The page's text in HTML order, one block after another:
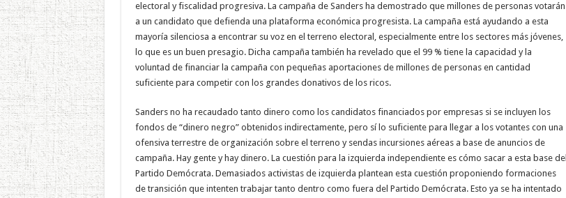
electoral y fiscalidad progresiva. La campaña de Sanders ha demostrado que millones de personas votarán
a un candidato que defienda una plataforma económica progresista. La campaña está ayudando a esta
mayoría silenciosa a encontrar su voz en el terreno electoral, especialmente entre los sectores más jóvenes,
lo que es un buen presagio. Dicha campaña también ha revelado que el 99 % tiene la capacidad y la
voluntad de financiar la campaña con pequeñas aportaciones de millones de personas en cantidad
suficiente para competir con los grandes donativos de los ricos.
Sanders no ha recaudado tanto dinero como los candidatos financiados por empresas si se incluyen los
fondos de “dinero negro” obtenidos indirectamente, pero sí lo suficiente para llegar a los votantes con una
ofensiva terrestre de organización sobre el terreno y sendas incursiones aéreas a base de anuncios de
campaña. Hay gente y hay dinero. La cuestión para la izquierda independiente es cómo sacar a esta base del
Partido Demócrata. Demasiados activistas de izquierda plantean esta cuestión proponiendo formaciones
de transición que intenten trabajar tanto dentro como fuera del Partido Demócrata. Esto ya se ha intentado